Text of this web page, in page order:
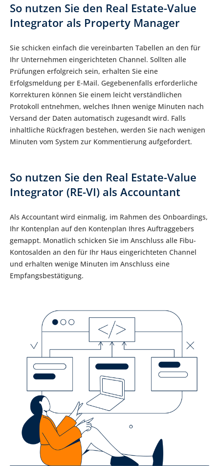
So nutzen Sie den Real Estate-Value
Integrator als Property Manager
Sie schicken einfach die vereinbarten Tabellen an den für
Ihr Unternehmen eingerichteten Channel. Sollten alle
Prüfungen erfolgreich sein, erhalten Sie eine
Erfolgsmeldung per E-Mail. Gegebenenfalls erforderliche
Korrekturen können Sie einem leicht verständlichen
Protokoll entnehmen, welches Ihnen wenige Minuten nach
Versand der Daten automatisch zugesandt wird. Falls
inhaltliche Rückfragen bestehen, werden Sie nach wenigen
Minuten vom System zur Kommentierung aufgefordert.
So nutzen Sie den Real Estate-Value
Integrator (RE-VI) als Accountant
Als Accountant wird einmalig, im Rahmen des Onboardings,
Ihr Kontenplan auf den Kontenplan Ihres Auftraggebers
gemappt. Monatlich schicken Sie im Anschluss alle Fibu-
Kontosalden an den für Ihr Haus eingerichteten Channel
und erhalten wenige Minuten im Anschluss eine
Empfangsbestätigung.